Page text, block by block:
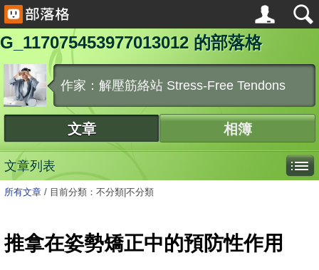
G_117075453977013012 的部落格
作家：解壓筋絡站 Stress-Free Tendons
文章 相簿
文章列表
所有文章 / 目前分類：不分類|不分類
推拿在姿勢矯正中的預防性作用